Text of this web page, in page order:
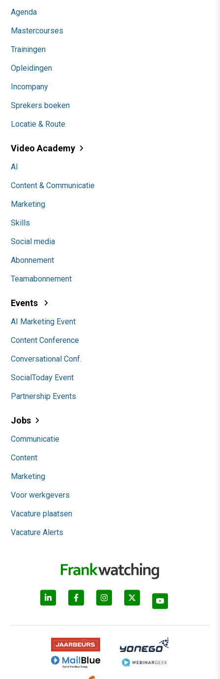
Agenda
Mastercourses
Trainingen
Opleidingen
Incompany
Sprekers boeken
Locatie & Route
Video Academy
AI
Content & Communicatie
Marketing
Skills
Social media
Abonnement
Teamabonnement
Events
AI Marketing Event
Content Conference
Conversational Conf.
SocialToday Event
Partnership Events
Jobs
Communicatie
Content
Marketing
Voor werkgevers
Vacature plaatsen
Vacature Alerts